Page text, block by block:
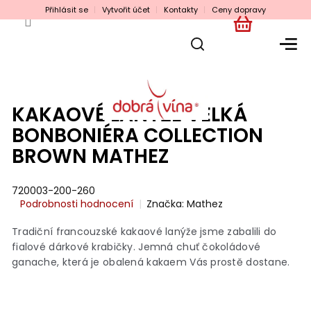
na
Přihlásit se Vytvořit účet Kontakty Ceny dopravy
NÁKUPNÍ
KAKAOVÉ LANÝŽE VELKÁ
BONBONIÉRA COLLECTION
BROWN MATHEZ
720003-200-260
Průměrné
produktu
je
z
Podrobnosti hodnocení Značka:Mathez
Tradiční francouzské kakaové lanýže jsme zabalili do
fialové dárkové krabičky. Jemná chuť čokoládové
ganache, která je obalená kakaem Vás prostě dostane.